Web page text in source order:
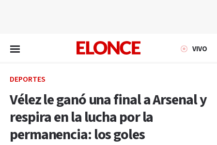
VIVO
DEPORTES
Vélez le ganó una final a Arsenal y
respira en la lucha por la
permanencia: los goles